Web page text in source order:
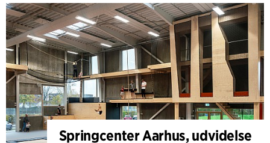
Springcenter Aarhus, udvidelse